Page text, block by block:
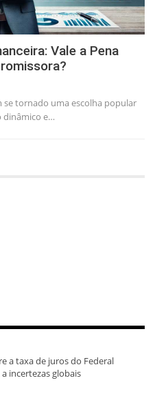
Vale a Pena
se tornado uma escolha popular
dinâmico e…
a taxa de juros do Federal
incertezas globais